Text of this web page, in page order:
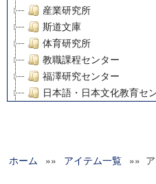
産業研究所
斯道文庫
体育研究所
教職課程センター
福澤研究センター
日本語・日本文化教育セ
グローバルリサーチイン
ホーム »» アイテム一覧 »»